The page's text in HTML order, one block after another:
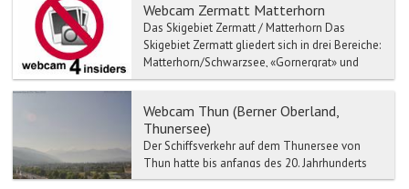
Webcam Zermatt Matterhorn
Das Skigebiet Zermatt / Matterhorn Das
Skigebiet Zermatt gliedert sich in drei Bereiche:
Matterhorn/Schwarzsee, «Gornergrat» und
Sunegga Rothorn. ...
Webcam Thun (Berner Oberland,
Thunersee)
Der Schiffsverkehr auf dem Thunersee von
Thun hatte bis anfangs des 20. Jahrhunderts
eine wichtige Funktion für den Personen- und